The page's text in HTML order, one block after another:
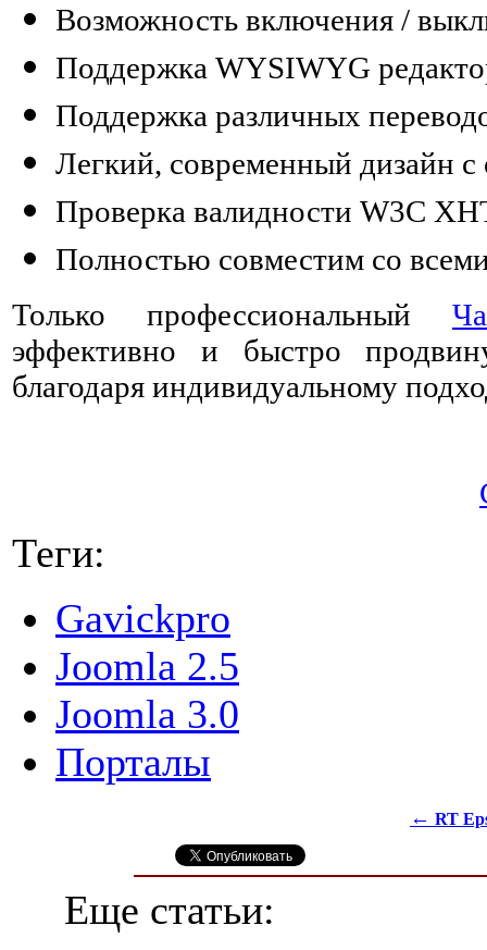
Возможность включения /
Поддержка WYSIWYG
Поддержка различных
Легкий, современный дизайн с
Проверка валидности W3C
Полностью совместим со
Только профессиональный
эффективно и быстро
благодаря индивидуальному
Теги:
Gavickpro
Joomla 2.5
Joomla 3.0
Порталы
← RT
Еще статьи: